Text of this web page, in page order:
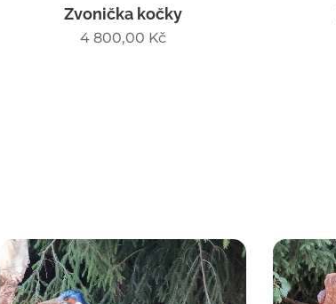
Zvonička kočky
4 800,00 Kč